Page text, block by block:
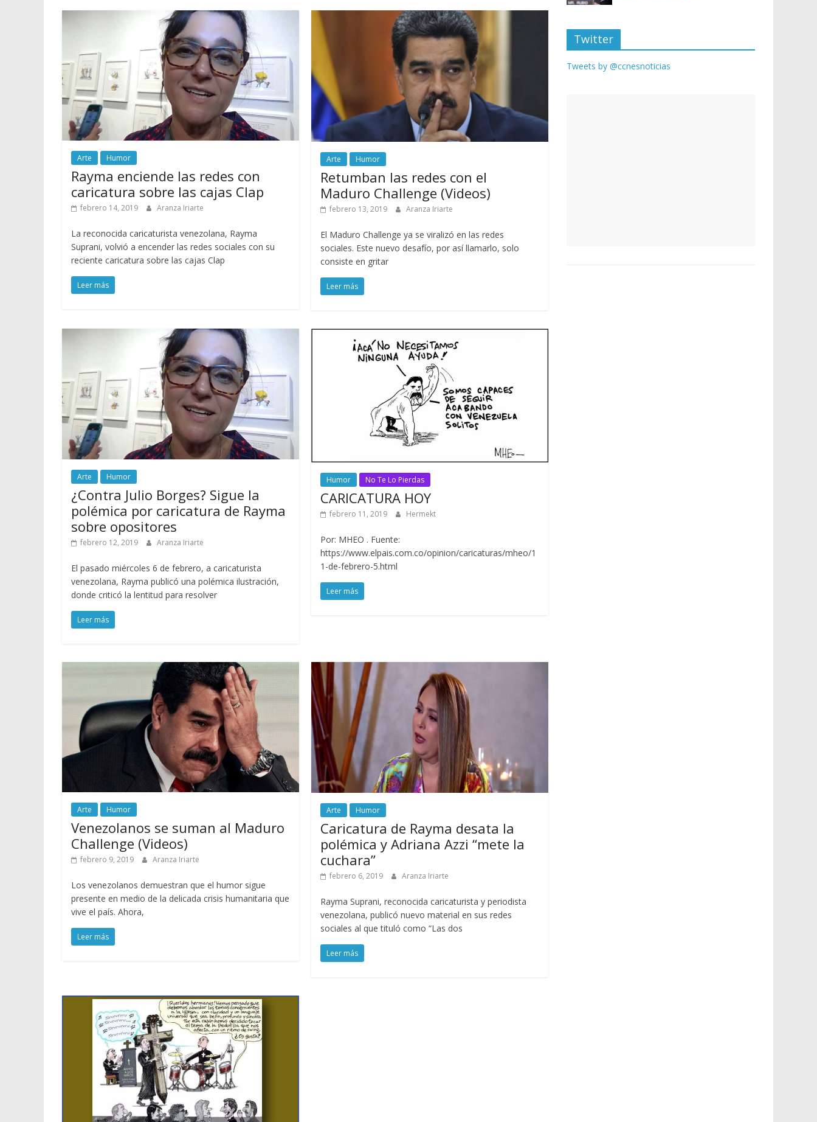
Arte Humor
Rayma enciende las redes con
caricatura sobre las cajas Clap
febrero 14, 2019 Aranza Iriarte
La reconocida caricaturista venezolana, Rayma
Suprani, volvió a encender las redes sociales con su
reciente caricatura sobre las cajas Clap
Leer más
Arte Humor
Retumban las redes con el
Maduro Challenge (Videos)
febrero 13, 2019 Aranza Iriarte
El Maduro Challenge ya se viralizó en las redes
sociales. Este nuevo desafío, por así llamarlo, solo
consiste en gritar
Leer más
Arte Humor
¿Contra Julio Borges? Sigue la
polémica por caricatura de Rayma
sobre opositores
febrero 12, 2019 Aranza Iriarte
El pasado miércoles 6 de febrero, a caricaturista
venezolana, Rayma publicó una polémica ilustración,
donde criticó la lentitud para resolver
Leer más
Humor No Te Lo Pierdas
CARICATURA HOY
febrero 11, 2019 Hermekt
Por: MHEO . Fuente:
https://www.elpais.com.co/opinion/caricaturas/mheo/1
1-de-febrero-5.html
Leer más
Arte Humor
Venezolanos se suman al Maduro
Challenge (Videos)
febrero 9, 2019 Aranza Iriarte
Los venezolanos demuestran que el humor sigue
presente en medio de la delicada crisis humanitaria que
vive el país. Ahora,
Leer más
Arte Humor
Caricatura de Rayma desata la
polémica y Adriana Azzi “mete la
cuchara”
febrero 6, 2019 Aranza Iriarte
Rayma Suprani, reconocida caricaturista y periodista
venezolana, publicó nuevo material en sus redes
sociales al que tituló como “Las dos
Leer más
Twitter
Tweets by @ccnesnoticias